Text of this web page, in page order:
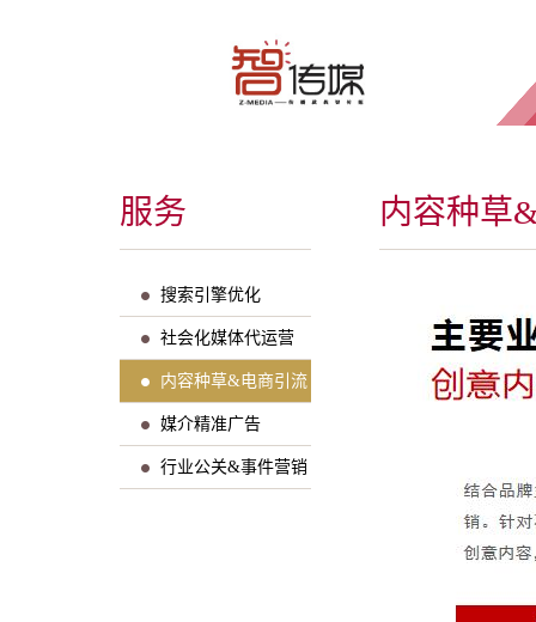
服务
搜索引擎优化
社会化媒体代运营
内容种草&电商引流
媒介精准广告
行业公关&事件营销
内容种草